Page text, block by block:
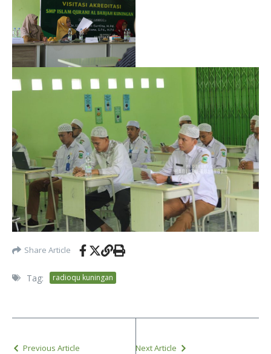
Share Article
Tag: radioqu kuningan
Previous Article Next Article